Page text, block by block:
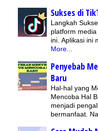
Sukses di
Langkah
platform
ini. Aplikasi ini
More...
Penyebab
Baru
Hal-hal yang
Mencoba Hal
menjadi
bermanfaat.